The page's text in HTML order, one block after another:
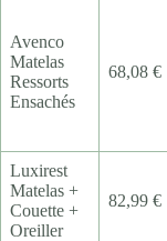
Avenco
Matelas
Ressorts
Ensachés
68,08 €
Luxirest
Matelas +
Couette +
Oreiller
82,99 €